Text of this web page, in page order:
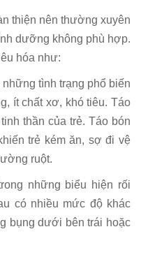
thiện nên thường xuyên
dưỡng không phù hợp.
hóa như:
tình trạng phổ biến
ít chất xơ, khó tiêu. Táo
thần của trẻ. Táo bón
trẻ kém ăn, sợ đi vệ
ruột.
những biểu hiện rối
có nhiều mức độ khác
bụng dưới bên trái hoặc